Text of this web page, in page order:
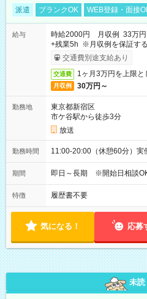
派遣 ブランクOK WEB登録・面接
給与
時給2000円 月収例 33万円
+残業5h ※月収例を保証す
取りサービス利用可（利用条
交通費別途支給あり
交通費 1ヶ月3万円を上限と
月収例 30万円～
勤務地
東京都新宿区
市ケ谷駅から徒歩3分
放送
勤務時間 11:00-20:00（休憩60分）実
期間 即日～長期 ※開始日相談
特徴 履歴書不要
気になる！ 応募
未読